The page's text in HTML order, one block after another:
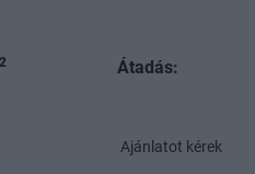
2 Átadás:
Ajánlatot kérek